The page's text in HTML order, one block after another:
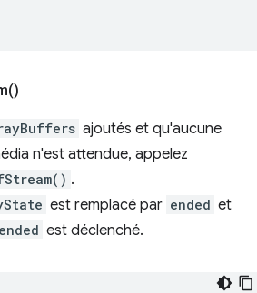
)
ajoutés et qu'aucune
n'est attendue, appelez
.
est remplacé par ended et
est déclenché.